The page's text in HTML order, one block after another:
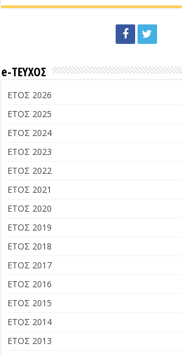
e-ΤΕΥΧΟΣ
ΕΤΟΣ 2026
ΕΤΟΣ 2025
ΕΤΟΣ 2024
ΕΤΟΣ 2023
ΕΤΟΣ 2022
ΕΤΟΣ 2021
ΕΤΟΣ 2020
ΕΤΟΣ 2019
ΕΤΟΣ 2018
ΕΤΟΣ 2017
ΕΤΟΣ 2016
ΕΤΟΣ 2015
ΕΤΟΣ 2014
ΕΤΟΣ 2013